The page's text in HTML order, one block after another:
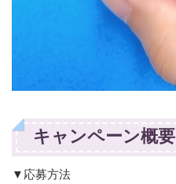
キャンペーン概要
▼応募方法